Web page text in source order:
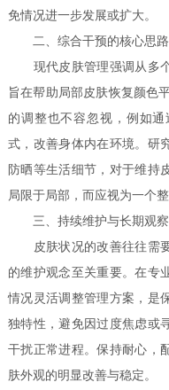
免情况进一步发展或扩大。
二、综合干预的核心思路
现代皮肤管理强调从多个
旨在帮助局部皮肤恢复颜色
的调整也不容忽视，例如
式，改善身体内在环境。研
防晒等生活细节，对于维持
局限于局部，而应视为一个
三、持续维护与长期观察
皮肤状况的改善往往需要
的维护观念至关重要。在专
情况灵活调整管理方案，是
独特性，避免因过度焦虑或
干扰正常进程。保持耐心，
肤外观的明显改善与稳定。